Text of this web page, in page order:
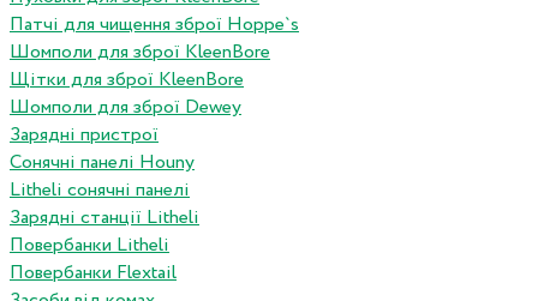
Патчі для чищення зброї Hoppe`s
Шомполи для зброї KleenBore
Щітки для зброї KleenBore
Шомполи для зброї Dewey
Зарядні пристрої
Сонячні панелі Houny
Litheli сонячні панелі
Зарядні станції Litheli
Повербанки Litheli
Повербанки Flextail